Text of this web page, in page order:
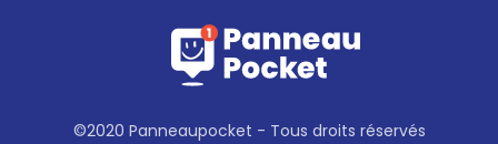
©2020 Panneaupocket - Tous droits réservés